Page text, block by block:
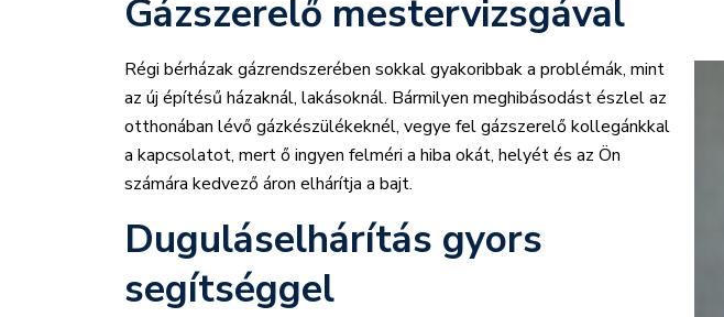
Gázszerelő mestervizsgával
Régi bérházak gázrendszerében sokkal gyakoribbak a problémák, mint
az új építésű házaknál, lakásoknál. Bármilyen meghibásodást észlel az
otthonában lévő gázkészülékeknél, vegye fel gázszerelő kollegánkkal
a kapcsolatot, mert ő ingyen felméri a hiba okát, helyét és az Ön
számára kedvező áron elhárítja a bajt.
Duguláselhárítás gyors
segítséggel